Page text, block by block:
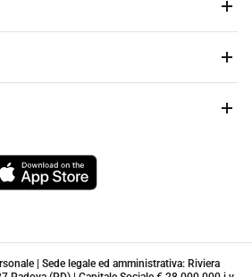
| Sede legale ed amministrativa: Riviera